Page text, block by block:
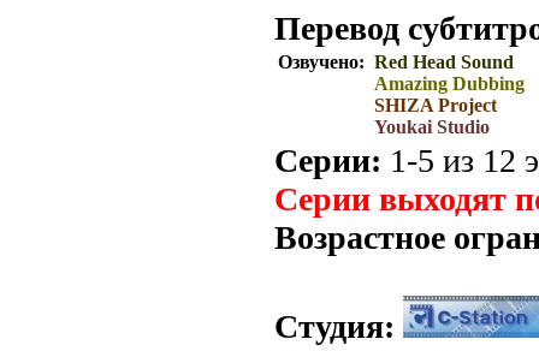
Перевод
Озвучено: Red Head Sound
Amazing Dubbing
SHIZA Project
Youkai Studio
Серии: 1-5 из 12
Серии выходят
Возрастное
Студия: